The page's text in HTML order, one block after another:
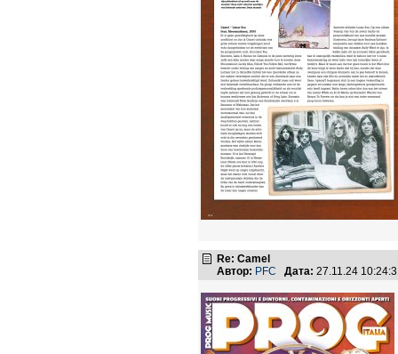
Re: Camel
Автор: PFC Дата: 27.11.24